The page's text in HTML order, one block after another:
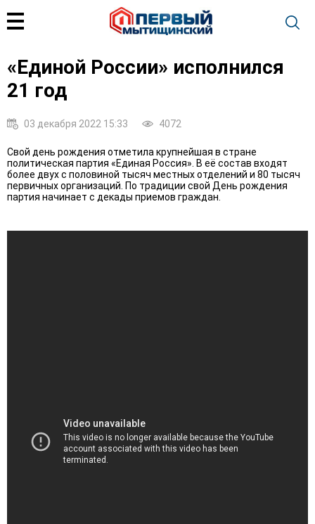
«Единой России» исполнился
21 год
03 декабря 2022 15:33 4072
Свой день рождения отметила крупнейшая в стране
политическая партия «Единая Россия». В её состав входят
более двух с половиной тысяч местных отделений и 80 тысяч
первичных организаций. По традиции свой День рождения
партия начинает с декады приемов граждан.